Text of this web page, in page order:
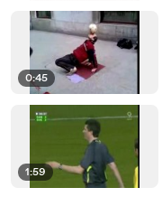
0:45
1:59